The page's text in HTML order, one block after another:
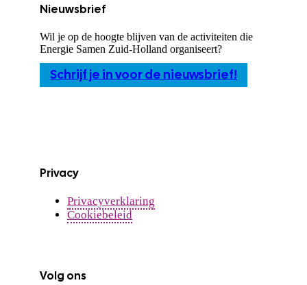
Nieuwsbrief
Wil je op de hoogte blijven van de activiteiten die
Energie Samen Zuid-Holland organiseert?
Schrijf je in voor de nieuwsbrief!
Privacy
Privacyverklaring
Cookiebeleid
Volg ons